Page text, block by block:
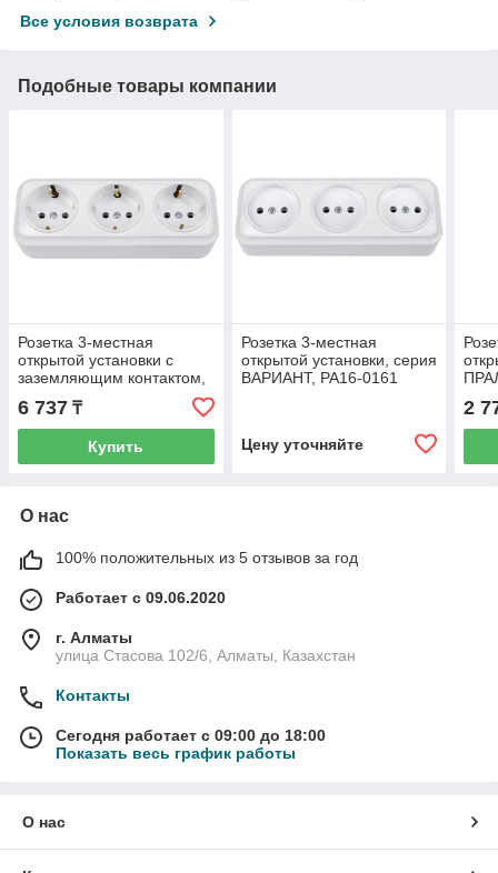
Все условия возврата
Подобные товары компании
Розетка 3-местная
открытой установки с
заземляющим контактом,
серия ВАРИАНТ, РА16-
0162
6 737 ₸
Купить
Розетка 3-местная
открытой установки, серия
ВАРИАНТ, РА16-0161
Цену уточняйте
2
О нас
100% положительных из 5 отзывов за год
Работает с 09.06.2020
г. Алматы
улица Стасова 102/6, Алматы, Казахстан
Контакты
Сегодня работает с 09:00 до 18:00
Показать весь график работы
О нас